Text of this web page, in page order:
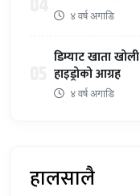
४ वर्ष अगाडि
डिम्याट खाता
हाइड्रोको आग्रह
४ वर्ष अगाडि
हालसालै